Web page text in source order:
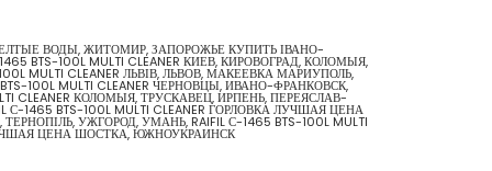
ВОДЫ, ЖИТОМИР, ЗАПОРОЖЬЕ КУПИТЬ ІВАНО-
BTS-100L MULTI CLEANER КИЕВ, КИРОВОГРАД, КОЛОМЫЯ,
MULTI CLEANER ЛЬВІВ, ЛЬВОВ, МАКЕЕВКА МАРИУПОЛЬ,
100L MULTI CLEANER ЧЕРНОВЦЫ, ИВАНО-ФРАНКОВСК,
CLEANER КОЛОМЫЯ, ТРУСКАВЕЦ, ИРПЕНЬ, ПЕРЕЯСЛАВ-
BTS-100L MULTI CLEANER ГОРЛОВКА ЛУЧШАЯ ЦЕНА
УЖГОРОД, УМАНЬ, RAIFIL С-1465 BTS-100L MULTI
ЦЕНА ШОСТКА, ЮЖНОУКРАИНСК